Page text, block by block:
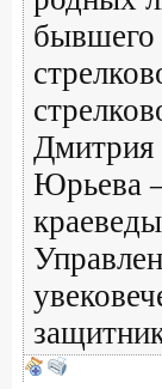
бывшего
Дмитрия
Юрьева